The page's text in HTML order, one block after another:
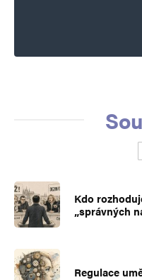
Kdo
„správných
Regulace